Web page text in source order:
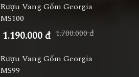
Rượu Vang Gốm Georgia
MS100
1.190.000 đ 1.700.000 đ
Rượu Vang Gốm Georgia
MS99